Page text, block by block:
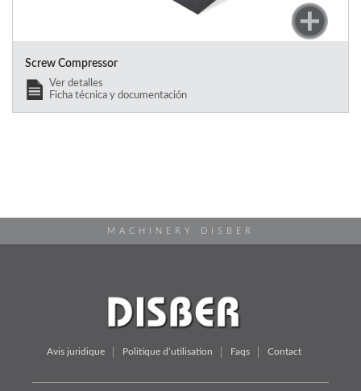
Screw Compressor
Ver detalles
Ficha técnica y documentación
MACHINERY DISBER
Avis juridique Politique d’utilisation Faqs Contact